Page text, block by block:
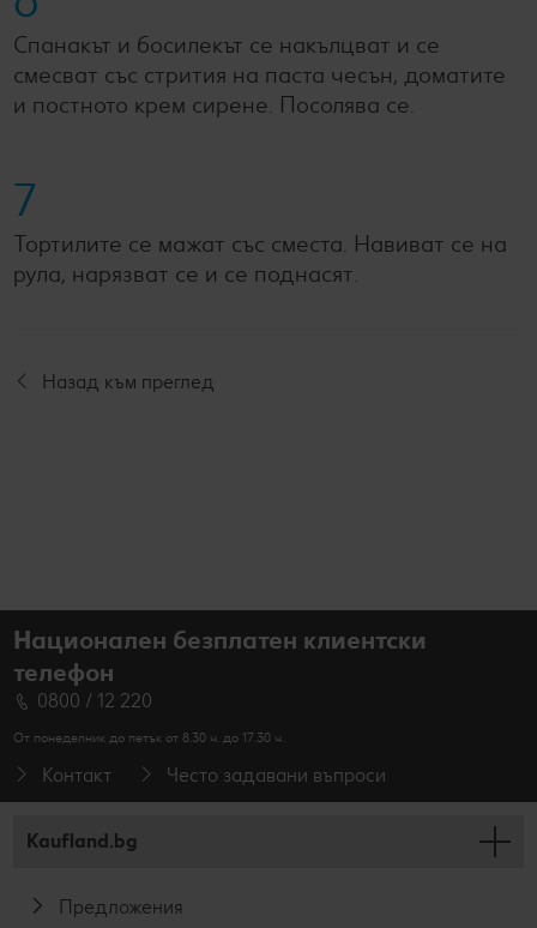
Спанакът и босилекът се накълцват и се
смесват със стрития на паста чесън, доматите
и постното крем сирене. Посолява се.
7
Тортилите се мажат със сместа. Навиват се на
рула, нарязват се и се поднасят.
Назад към преглед
Национален безплатен клиентски
телефон
0800 / 12 220
От понеделник до петък от 8.30 ч. до 17.30 ч.
Контакт Често задавани въпроси
Kaufland.bg
Предложения